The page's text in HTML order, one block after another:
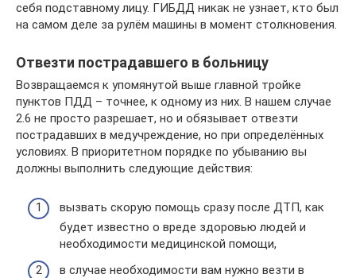
себя подставному лицу. ГИБДД никак не узнает, кто был
на самом деле за рулём машины в момент столкновения.
Отвезти пострадавшего в больницу
Возвращаемся к упомянутой выше главной тройке
пунктов ПДД – точнее, к одному из них. В нашем случае
2.6 не просто разрешает, но и обязывает отвезти
пострадавших в медучреждение, но при определённых
условиях. В приоритетном порядке по убыванию вы
должны выполнить следующие действия:
вызвать скорую помощь сразу после ДТП, как
будет известно о вреде здоровью людей и
необходимости медицинской помощи,
в случае необходимости вам нужно везти в